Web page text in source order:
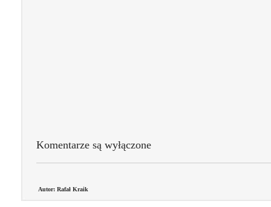
Komentarze są wyłączone
Autor: Rafał Kraik